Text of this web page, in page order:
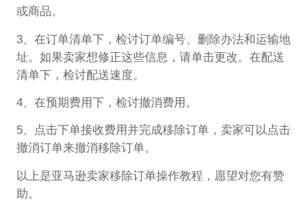
或商品。
3、在订单清单下，检讨订单编号、删除办法和运输地
址。如果卖家想修正这些信息，请单击更改。在配送
清单下，检讨配送速度。
4、在预期费用下，检讨撤消费用。
5、点击下单接收费用并完成移除订单，卖家可以点击
撤消订单来撤消移除订单。
以上是亚马逊卖家移除订单操作教程，愿望对您有赞
助。